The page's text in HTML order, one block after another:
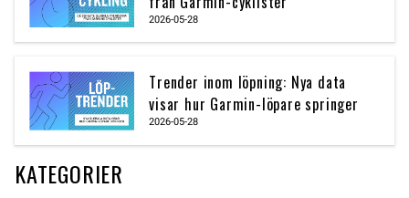
2026-05-28
Trender inom löpning: Nya data
visar hur Garmin-löpare springer
2026-05-28
KATEGORIER